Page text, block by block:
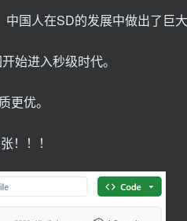
中国人在SD的发展中做出了巨
始进入秒级时代。
更优。
！！！